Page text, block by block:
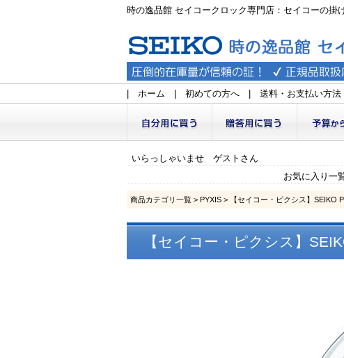
時の逸品館 セイコークロック専門店：セイコーの掛
ホーム 初めての方へ 送料・お支払い方法
いらっしゃいませ ゲストさん
お気に入り一
商品カテゴリ一覧 > PYXIS > 【セイコー・ピクシス】SEIKO
【セイコー・ピクシス】